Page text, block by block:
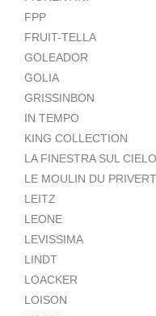
FPP
FRUIT-TELLA
GOLEADOR
GOLIA
GRISSINBON
IN TEMPO
KING COLLECTION
LA FINESTRA SUL CIELO
LE MOULIN DU PRIVERT
LEITZ
LEONE
LEVISSIMA
LINDT
LOACKER
LOISON